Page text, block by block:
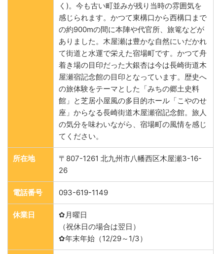
く)。今も古い町並みが残り当時の雰囲気を
感じられます。かつて東構口から西構口まで
の約900mの間に本陣や代官所、旅篭などが
ありました。木屋瀬は豊かな自然にいだかれ
て街道と水運で栄えた宿場町です。かつて舟
着き場の目印だった大銀杏は今は長崎街道木
屋瀬宿記念館の目印となっています。歴史へ
の旅体験をテーマとした「みちの郷土史料
館」と芝居小屋風の多目的ホール「こやのせ
座」からなる長崎街道木屋瀬宿記念館。旅人
の気分を味わいながら、宿場町の風情を感じ
てください。
所在地
〒807-1261 北九州市八幡西区木屋瀬3-16-
26
電話番号 093-619-1149
休業日
✿月曜日
（祝休日の場合は翌日）
✿年末年始（12/29～1/3）